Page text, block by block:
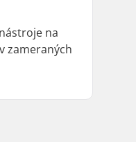
na
zameraných